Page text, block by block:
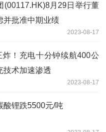
(00117.HK)8月29日举行董
并批准中期业绩
2023-08-17
炸！充电十分钟续航400公
技术加速渗透
2023-08-17
酸锂跌5500元/吨